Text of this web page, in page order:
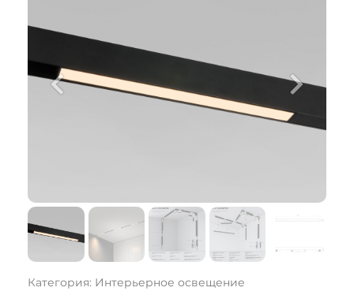
Категория: Интерьерное освещение